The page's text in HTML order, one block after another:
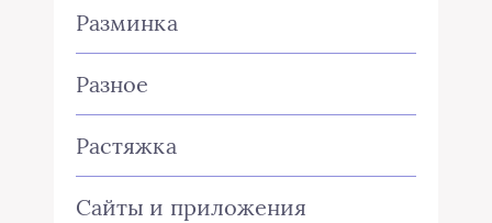
Разминка
Разное
Растяжка
Сайты и приложения